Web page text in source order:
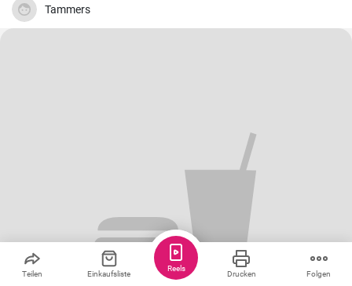
aus.
Tammers
Teilen Einkaufsliste Drucken Folgen
Reels